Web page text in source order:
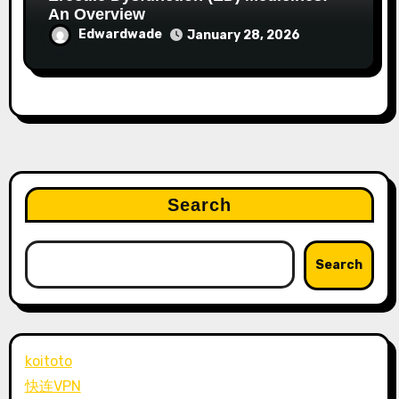
An Overview
Edwardwade January 28, 2026
Search
Search
koitoto
快连VPN